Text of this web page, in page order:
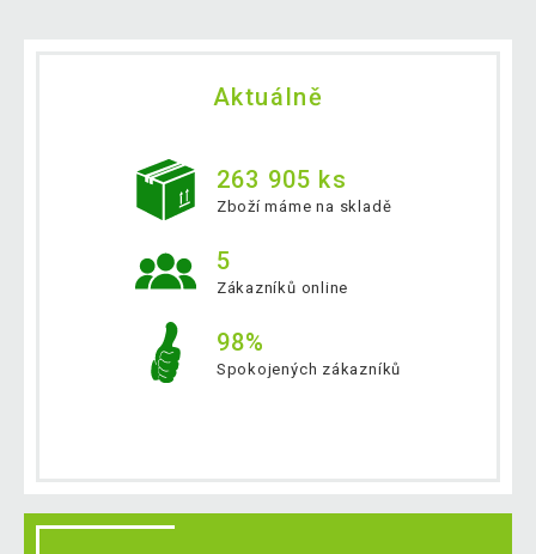
Aktuálně
263 905 ks
Zboží máme na skladě
5
Zákazníků online
98%
Spokojených zákazníků